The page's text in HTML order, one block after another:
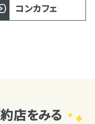
コンカフェ
店をみる